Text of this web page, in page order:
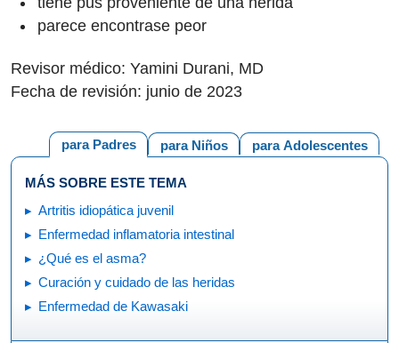
parece encontrase peor
Revisor médico: Yamini Durani, MD
Fecha de revisión: junio de 2023
para Adolescentes
para Niños
para Padres
MÁS SOBRE ESTE TEMA
Artritis idiopática juvenil
Enfermedad inflamatoria intestinal
¿Qué es el asma?
Curación y cuidado de las heridas
Enfermedad de Kawasaki